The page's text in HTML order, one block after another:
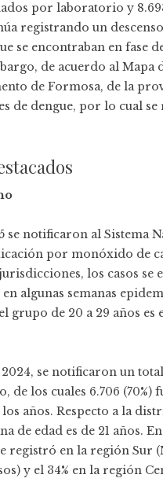
por laboratorio y
registrando un
se encontraban en fase
de acuerdo al
de Formosa, de la
de dengue, por lo cual
se notificaron al Sistema
por monóxido de
los casos se
algunas semanas
grupo de 20 a 29 años
2024, se notificaron un
de los cuales 6.706
años. Respecto a la
de edad es de 21 años.
registró en la región
y el 34% en la región